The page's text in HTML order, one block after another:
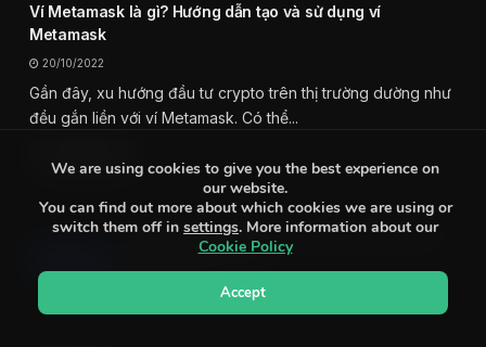
Ví Metamask là gì? Hướng dẫn tạo và sử dụng ví
Metamask
20/10/2022
Gần đây, xu hướng đầu tư crypto trên thị trường dường như
đều gắn liền với ví Metamask. Có thể...
Ethereum (ETH) là gì? Tìm hiểu về ETH kẻ
thách thức vĩ đại
We are using cookies to give you the best experience on
our website.
You can find out more about which cookies we are using or
switch them off in settings. More information about our
Cookie Policy
Accept